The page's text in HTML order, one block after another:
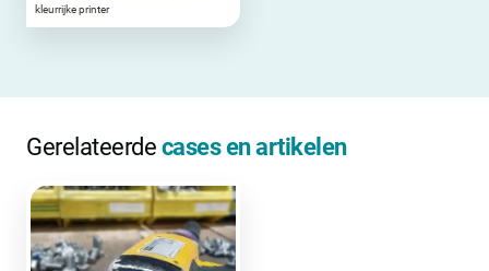
kleurrijke printer
Gerelateerde cases en artikelen